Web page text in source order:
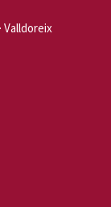
Valldoreix